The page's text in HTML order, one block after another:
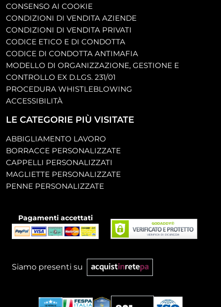
CONSENSO AI COOKIE
CONDIZIONI DI VENDITA AZIENDE
CONDIZIONI DI VENDITA PRIVATI
CODICE ETICO E DI CONDOTTA
CODICE DI CONDOTTA ANTIMAFIA
MODELLO DI ORGANIZZAZIONE, GESTIONE E
CONTROLLO EX D.LGS. 231/01
PROCEDURA WHISTLEBLOWING
ACCESSIBILITÀ
LE CATEGORIE PIÙ VISITATE
ABBIGLIAMENTO LAVORO
BORRACCE PERSONALIZZATE
CAPPELLI PERSONALIZZATI
MAGLIETTE PERSONALIZZATE
PENNE PERSONALIZZATE
Pagamenti accettati
Siamo presenti su